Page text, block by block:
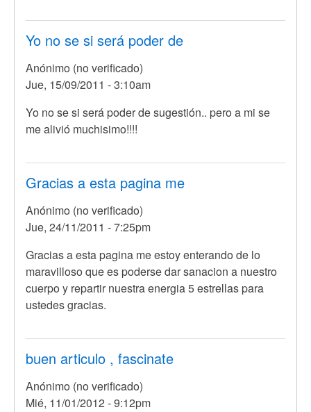
Yo no se si será poder de
Anónimo (no verificado)
Jue, 15/09/2011 - 3:10am
Yo no se si será poder de sugestión.. pero a mi se
me alivió muchisimo!!!!
Gracias a esta pagina me
Anónimo (no verificado)
Jue, 24/11/2011 - 7:25pm
Gracias a esta pagina me estoy enterando de lo
maravilloso que es poderse dar sanacion a nuestro
cuerpo y repartir nuestra energia 5 estrellas para
ustedes gracias.
buen articulo , fascinate
Anónimo (no verificado)
Mié, 11/01/2012 - 9:12pm